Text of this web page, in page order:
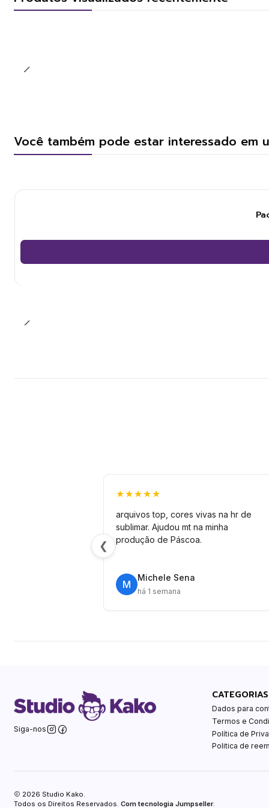
Você também pode estar interessado em
❮
★★★★★
arquivos top, cores vivas na hr de
sublimar. Ajudou mt na minha
produção de Páscoa.
M
Michele Sena
há 1 semana
Siga-nos
CATEGORIAS
Dados para
Termos e
Política de
Politica de
2026 Studio Kako.
Todos os Direitos Reservados. Com tecnologia Jumpseller.